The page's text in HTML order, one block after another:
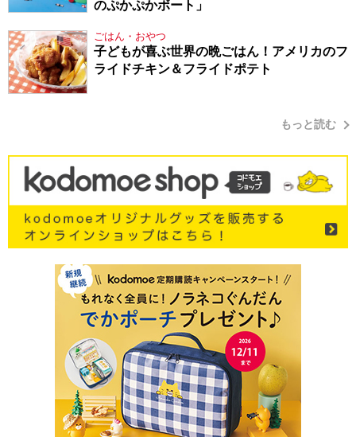
のぷかぷかボート」
ごはん・おやつ
子どもが喜ぶ世界の晩ごはん！アメリカのフ
ライドチキン＆フライドポテト
もっと読む